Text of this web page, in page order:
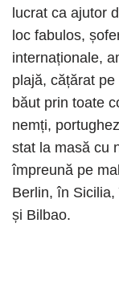
lucrat ca ajutor
loc fabulos,
internaționale,
plajă, cățărat
băut prin toate
nemți,
stat la masă cu
împreună pe
Berlin, în
și Bilbao.